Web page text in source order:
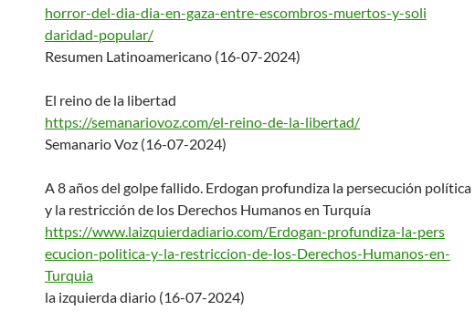
horror-del-dia-dia-en-gaza-entre-escombros-muertos-y-soli
daridad-popular/
Resumen Latinoamericano (16-07-2024)
El reino de la libertad
https://semanariovoz.com/el-reino-de-la-libertad/
Semanario Voz (16-07-2024)
A 8 años del golpe fallido. Erdogan profundiza la persecución política
y la restricción de los Derechos Humanos en Turquía
https://www.laizquierdadiario.com/Erdogan-profundiza-la-pers
ecucion-politica-y-la-restriccion-de-los-Derechos-Humanos-en-
Turquia
la izquierda diario (16-07-2024)